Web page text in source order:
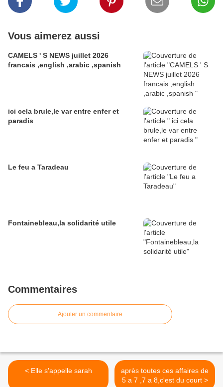
Vous aimerez aussi
CAMELS ' S NEWS juillet 2026
francais ,english ,arabic ,spanish
ici cela brule,le var entre enfer et
paradis
Le feu a Taradeau
Fontainebleau,la solidarité utile
Commentaires
Ajouter un commentaire
< Elle s'appelle sarah
après toutes ces affaires de
5 a 7 ,7 a 8,c'est du court >